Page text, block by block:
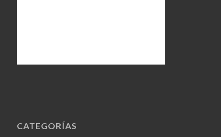
CATEGORÍAS